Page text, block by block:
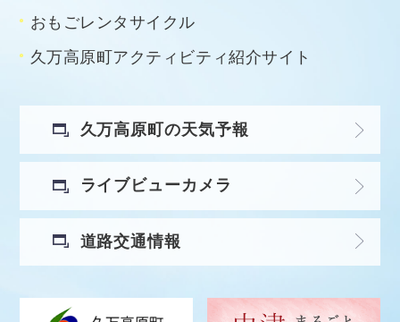
おもごレンタサイクル
久万高原町アクティビティ紹介サイト
久万高原町の天気予報
ライブビューカメラ
道路交通情報